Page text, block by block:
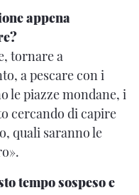
appena
tornare a
a pescare con i
le piazze mondane, i
cercando di capire
quali saranno le
tempo sospeso e